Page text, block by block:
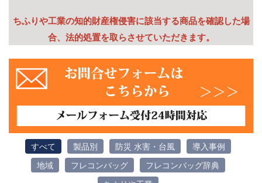
ちふりや工業の知的財産権侵害に該当する商品を確認した場
合、法的処置を取らさせていただきます。
すべて 製品別 防災 水害・台風
導入事例
地域
フレコンバッグ
フレコンバッグ辞典